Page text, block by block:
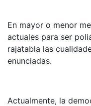
En mayor o menor
actuales para ser
rajatabla las
enunciadas.
Actualmente, la